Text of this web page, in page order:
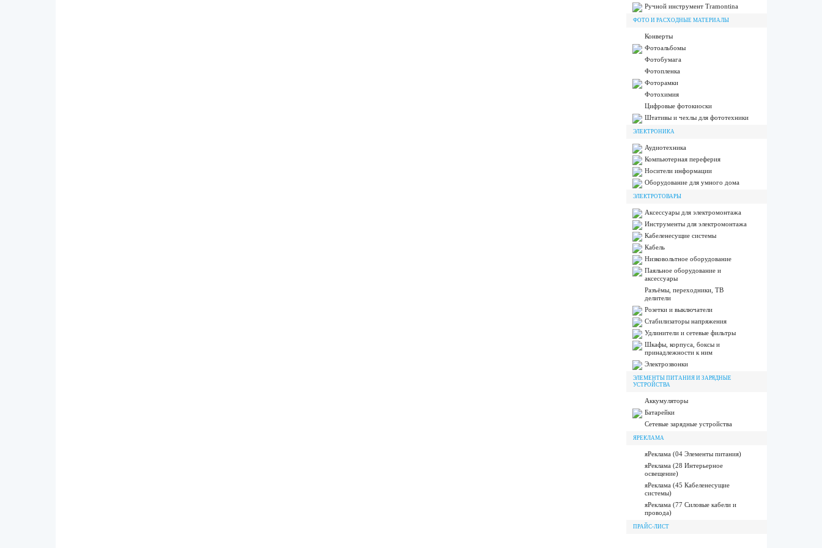
Ручной инструмент Tramontina
ФОТО И РАСХОДНЫЕ МАТЕРИАЛЫ
Конверты
Фотоальбомы
Фотобумага
Фотопленка
Фоторамки
Фотохимия
Цифровые фотокиоски
Штативы и чехлы для фототехники
ЭЛЕКТРОНИКА
Аудиотехника
Компьютерная переферия
Носители информации
Оборудование для умного дома
ЭЛЕКТРОТОВАРЫ
Аксессуары для электромонтажа
Инструменты для электромонтажа
Кабеленесущие системы
Кабель
Низковольтное оборудование
Паяльное оборудование и
аксессуары
Разъёмы, переходники, ТВ
делители
Розетки и выключатели
Стабилизаторы напряжения
Удлинители и сетевые фильтры
Шкафы, корпуса, боксы и
принадлежности к ним
Электрозвонки
ЭЛЕМЕНТЫ ПИТАНИЯ И ЗАРЯДНЫЕ
УСТРОЙСТВА
Аккумуляторы
Батарейки
Сетевые зарядные устройства
ЯРЕКЛАМА
яРеклама (04 Элементы питания)
яРеклама (28 Интерьерное
освещение)
яРеклама (45 Кабеленесущие
системы)
яРеклама (77 Силовые кабели и
провода)
ПРАЙС-ЛИСТ